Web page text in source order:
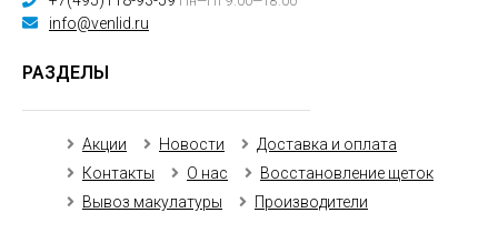
info@venlid.ru
РАЗДЕЛЫ
Акции Новости
Доставка и оплата
Контакты
О нас
Восстановление щеток
Вывоз макулатуры
Производители